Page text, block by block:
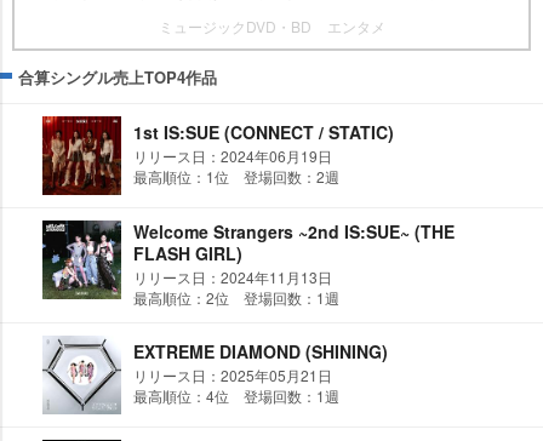
ミュージックDVD・BD
エンタメ
合算シングル売上TOP4作品
1st IS:SUE (CONNECT / STATIC)
リリース日：2024年06月19日
最高順位：1位 登場回数：2週
Welcome Strangers ~2nd IS:SUE~ (THE
FLASH GIRL)
リリース日：2024年11月13日
最高順位：2位 登場回数：1週
EXTREME DIAMOND (SHINING)
リリース日：2025年05月21日
最高順位：4位 登場回数：1週